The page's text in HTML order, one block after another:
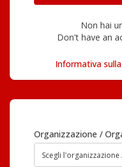
Non hai
Don't have an
Informativa
Organizzazione /